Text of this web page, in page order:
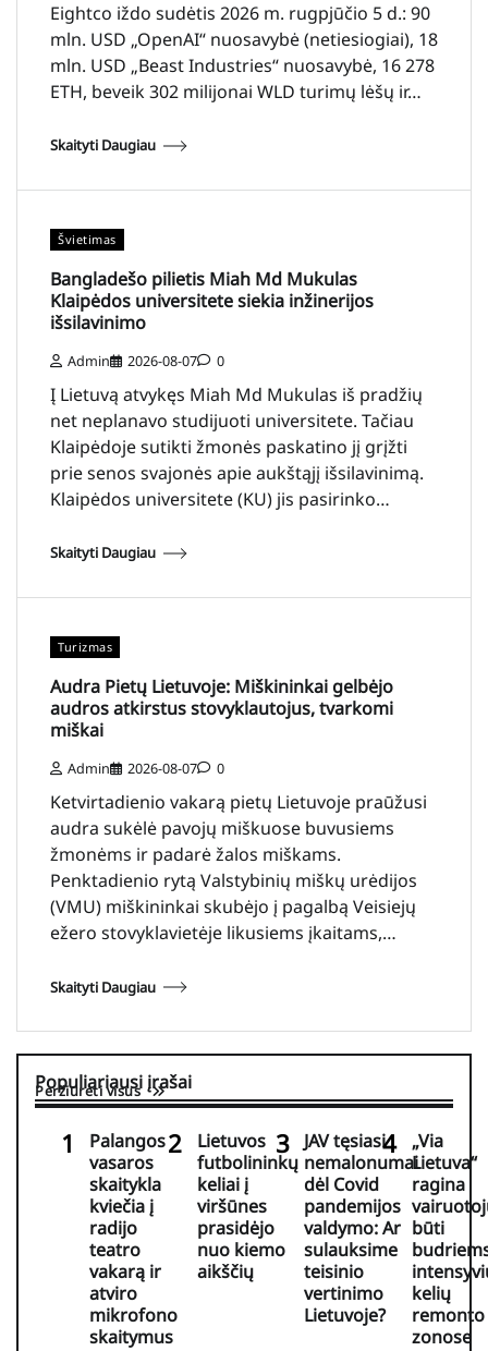
Eightco iždo sudėtis 2026 m. rugpjūčio 5 d.: 90
mln. USD „OpenAI“ nuosavybė (netiesiogiai), 18
mln. USD „Beast Industries“ nuosavybė, 16 278
ETH, beveik 302 milijonai WLD turimų lėšų ir…
Skaityti Daugiau
Švietimas
Bangladešo pilietis Miah Md Mukulas
Klaipėdos universitete siekia inžinerijos
išsilavinimo
Admin 2026-08-07 0
Į Lietuvą atvykęs Miah Md Mukulas iš pradžių
net neplanavo studijuoti universitete. Tačiau
Klaipėdoje sutikti žmonės paskatino jį grįžti
prie senos svajonės apie aukštąjį išsilavinimą.
Klaipėdos universitete (KU) jis pasirinko…
Skaityti Daugiau
Turizmas
Audra Pietų Lietuvoje: Miškininkai gelbėjo
audros atkirstus stovyklautojus, tvarkomi
miškai
Admin 2026-08-07 0
Ketvirtadienio vakarą pietų Lietuvoje praūžusi
audra sukėlė pavojų miškuose buvusiems
žmonėms ir padarė žalos miškams.
Penktadienio rytą Valstybinių miškų urėdijos
(VMU) miškininkai skubėjo į pagalbą Veisiejų
ežero stovyklavietėje likusiems įkaitams,…
Skaityti Daugiau
Populiariausi įrašai
Peržiūrėti visus
Palangos
vasaros
skaitykla
kviečia į
radijo
teatro
vakarą ir
atviro
mikrofono
skaitymus
Lietuvos
futbolininkų
keliai į
viršūnes
prasidėjo
nuo kiemo
aikščių
JAV tęsiasi
nemalonumai
dėl Covid
pandemijos
valdymo: Ar
sulauksime
teisinio
vertinimo
Lietuvoje?
„Via
Lietuva“
ragina
būti
kelių
remonto
zonose